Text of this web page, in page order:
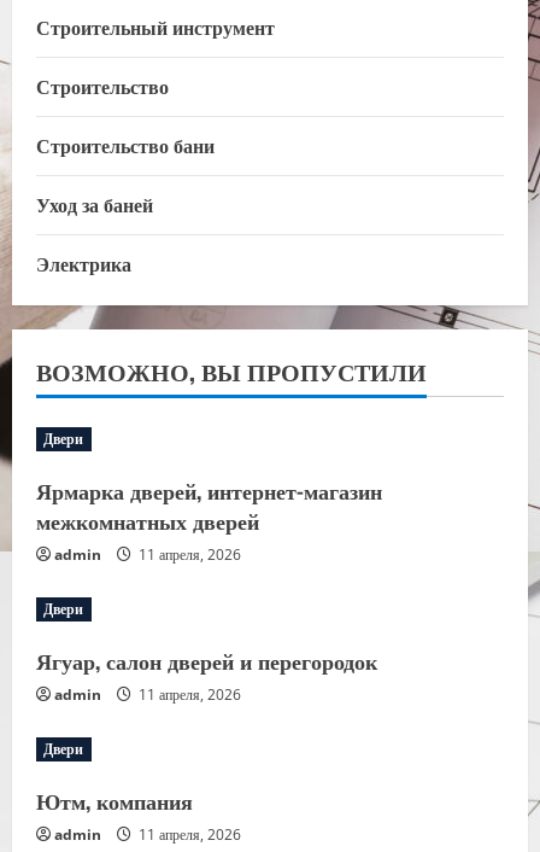
Строительный инструмент
Строительство
Строительство бани
Уход за баней
Электрика
ВОЗМОЖНО, ВЫ ПРОПУСТИЛИ
Двери
Ярмарка дверей, интернет-магазин
межкомнатных дверей
admin 11 апреля, 2026
Двери
Ягуар, салон дверей и перегородок
admin 11 апреля, 2026
Двери
Ютм, компания
admin 11 апреля, 2026